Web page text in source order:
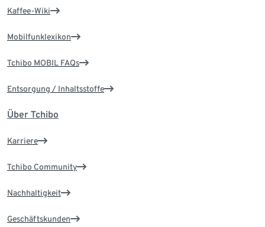
Kaffee-Wiki
Mobilfunklexikon
Tchibo MOBIL FAQs
Entsorgung / Inhaltsstoffe
Über Tchibo
Karriere
Tchibo Community
Nachhaltigkeit
Geschäftskunden